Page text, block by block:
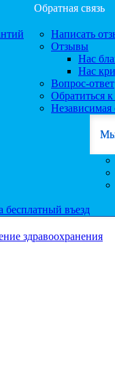
Обратная связь
Написать
Отзывы
Нас
Нас
Вопрос-ответ
Обратиться к
Независимая
бесплатный въезд
Мы
здравоохранения